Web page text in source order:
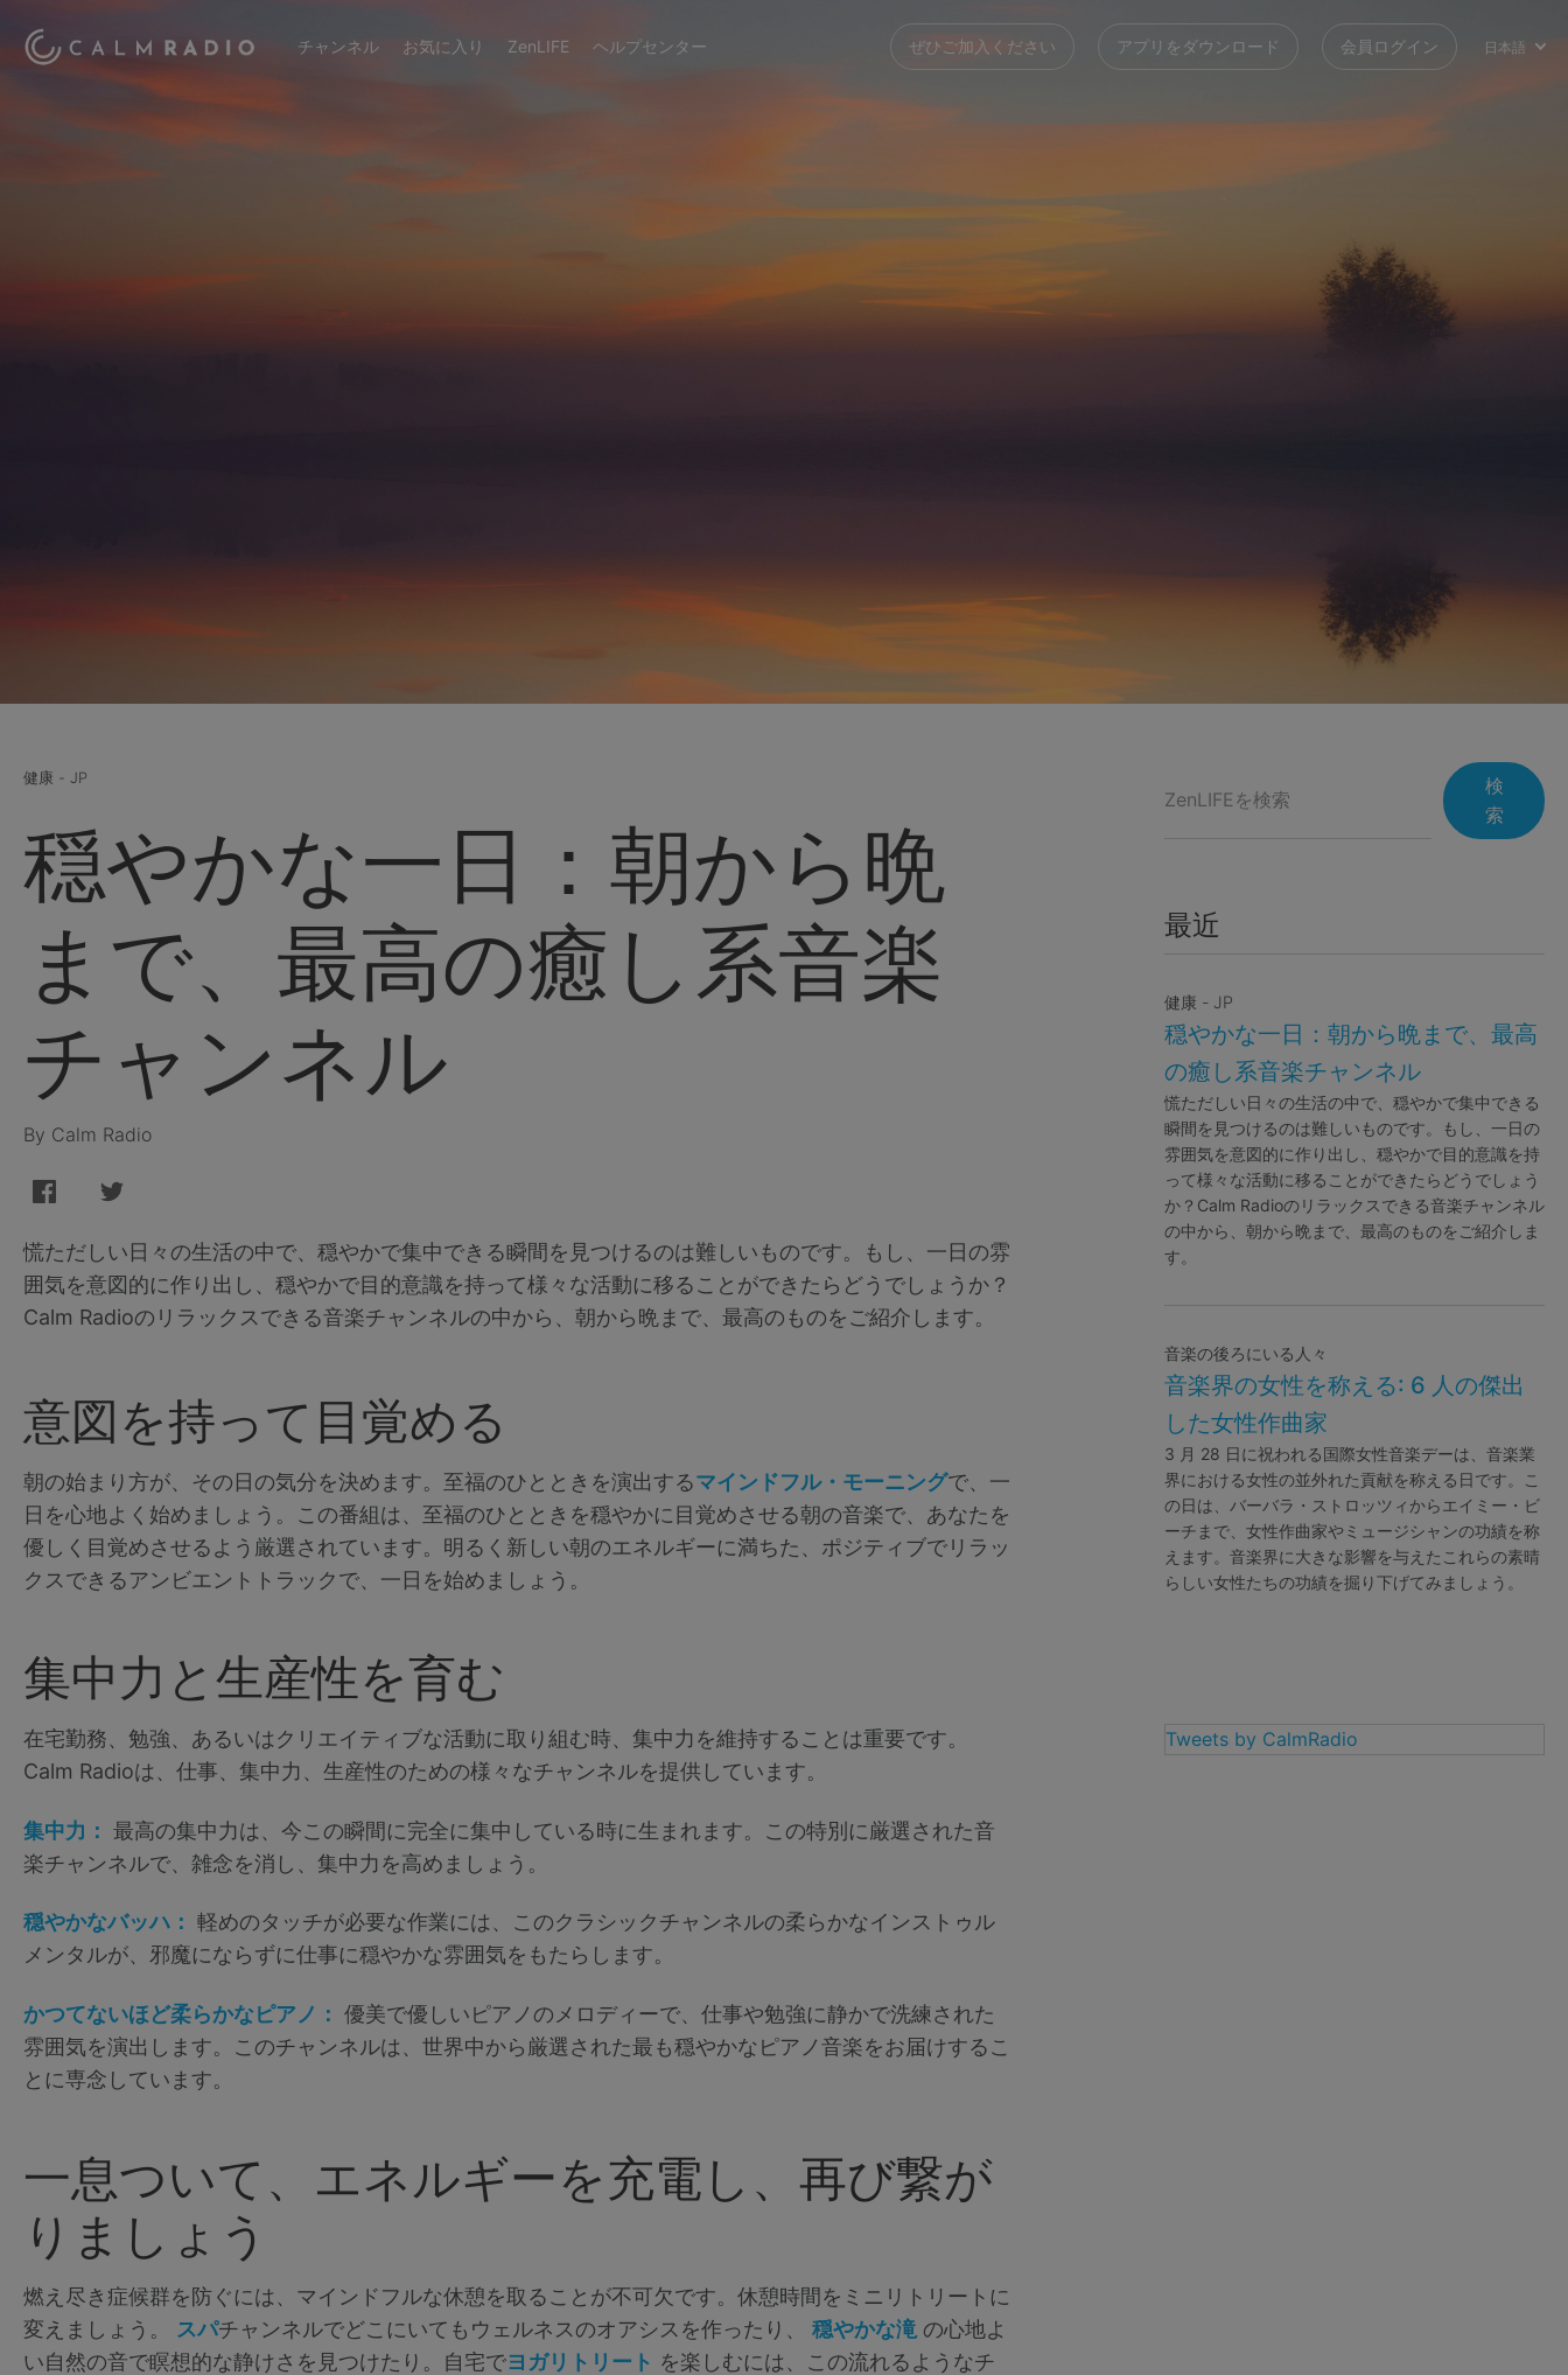
チャンネル お気に入り ZenLIFE ヘルプセンター ぜひご加入ください アプリをダウンロード 会員ログイン 日本語
健康 - JP
穏やかな一日：朝から晩
まで、最高の癒し系音楽
チャンネル
By Calm Radio
慌ただしい日々の生活の中で、穏やかで集中できる瞬間を見つけるのは難しいものです。もし、一日の雰
囲気を意図的に作り出し、穏やかで目的意識を持って様々な活動に移ることができたらどうでしょうか？
Calm Radioのリラックスできる音楽チャンネルの中から、朝から晩まで、最高のものをご紹介します。
意図を持って目覚める
朝の始まり方が、その日の気分を決めます。至福のひとときを演出するマインドフル・モーニングで、一
日を心地よく始めましょう。この番組は、至福のひとときを穏やかに目覚めさせる朝の音楽で、あなたを
優しく目覚めさせるよう厳選されています。明るく新しい朝のエネルギーに満ちた、ポジティブでリラッ
クスできるアンビエントトラックで、一日を始めましょう。
集中力と生産性を育む
在宅勤務、勉強、あるいはクリエイティブな活動に取り組む時、集中力を維持することは重要です。
Calm Radioは、仕事、集中力、生産性のための様々なチャンネルを提供しています。
集中力： 最高の集中力は、今この瞬間に完全に集中している時に生まれます。この特別に厳選された音
楽チャンネルで、雑念を消し、集中力を高めましょう。
穏やかなバッハ： 軽めのタッチが必要な作業には、このクラシックチャンネルの柔らかなインストゥル
メンタルが、邪魔にならずに仕事に穏やかな雰囲気をもたらします。
かつてないほど柔らかなピアノ： 優美で優しいピアノのメロディーで、仕事や勉強に静かで洗練された
雰囲気を演出します。このチャンネルは、世界中から厳選された最も穏やかなピアノ音楽をお届けするこ
とに専念しています。
一息ついて、エネルギーを充電し、再び繋が
りましょう
燃え尽き症候群を防ぐには、マインドフルな休憩を取ることが不可欠です。休憩時間をミニリトリートに
変えましょう。 スパチャンネルでどこにいてもウェルネスのオアシスを作ったり、 穏やかな滝 の心地よ
い自然の音で瞑想的な静けさを見つけたり。自宅でヨガリトリート を楽しむには、この流れるようなチ
検
索
最近
健康 - JP
穏やかな一日：朝から晩まで、最高
の癒し系音楽チャンネル
慌ただしい日々の生活の中で、穏やかで集中できる
瞬間を見つけるのは難しいものです。もし、一日の
雰囲気を意図的に作り出し、穏やかで目的意識を持
って様々な活動に移ることができたらどうでしょう
か？Calm Radioのリラックスできる音楽チャンネル
の中から、朝から晩まで、最高のものをご紹介しま
す。
音楽の後ろにいる人々
音楽界の女性を称える: 6 人の傑出
した女性作曲家
3 月 28 日に祝われる国際女性音楽デーは、音楽業
界における女性の並外れた貢献を称える日です。こ
の日は、バーバラ・ストロッツィからエイミー・ビ
ーチまで、女性作曲家やミュージシャンの功績を称
えます。音楽界に大きな影響を与えたこれらの素晴
らしい女性たちの功績を掘り下げてみましょう。
Tweets by CalmRadio